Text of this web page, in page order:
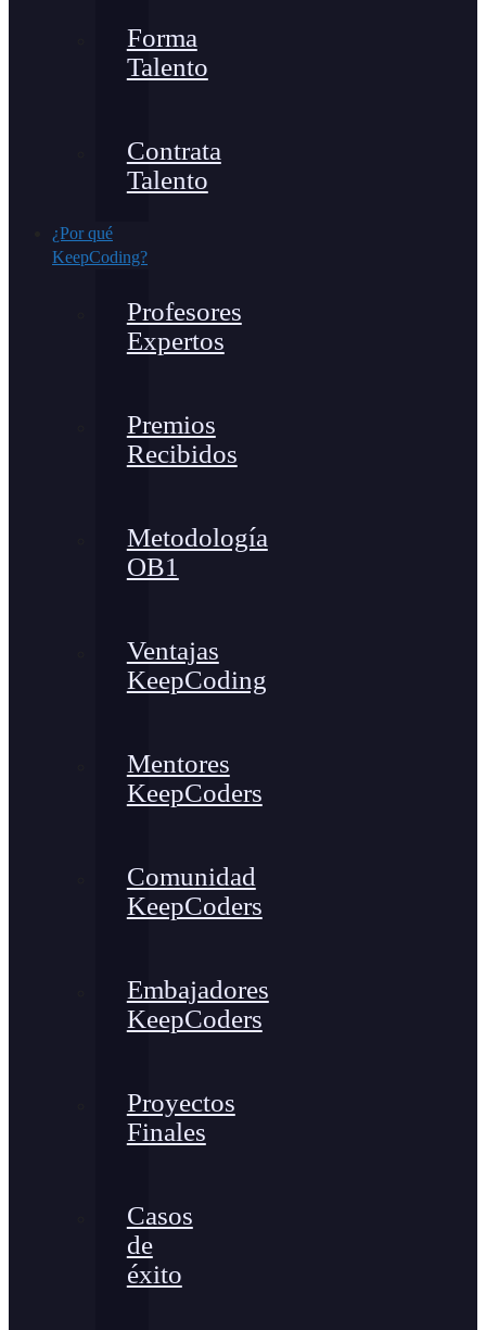
Forma
Talento
Contrata
Talento
¿Por qué
KeepCoding?
Profesores
Expertos
Premios
Recibidos
Metodología
OB1
Ventajas
KeepCoding
Mentores
KeepCoders
Comunidad
KeepCoders
Embajadores
KeepCoders
Proyectos
Finales
Casos
de
éxito